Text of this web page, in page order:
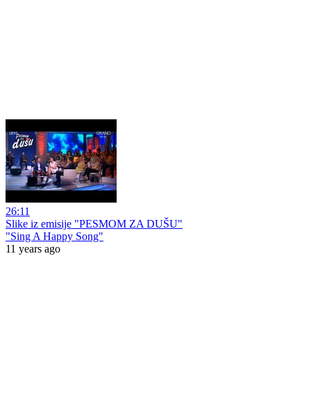
26:11
Slike iz emisije "PESMOM ZA DUŠU"
"Sing A Happy Song"
11 years ago